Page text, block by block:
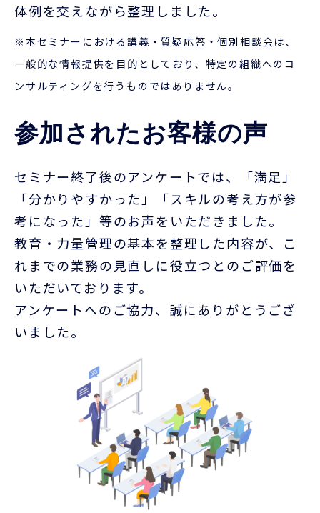
体例を交えながら整理しました。
※本セミナーにおける講義・質疑応答・個別相談会は、
一般的な情報提供を目的としており、特定の組織へのコ
ンサルティングを行うものではありません。
参加されたお客様の声
セミナー終了後のアンケートでは、「満足」
「分かりやすかった」「スキルの考え方が参
考になった」等のお声をいただきました。
教育・力量管理の基本を整理した内容が、こ
れまでの業務の見直しに役立つとのご評価を
いただいております。
アンケートへのご協力、誠にありがとうござ
いました。